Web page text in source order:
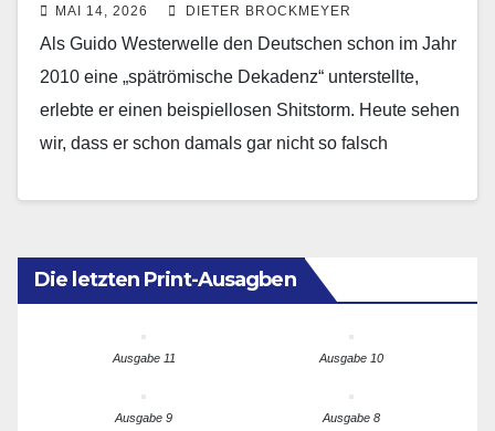
MAI 14, 2026 DIETER BROCKMEYER
Als Guido Westerwelle den Deutschen schon im Jahr
2010 eine „spätrömische Dekadenz“ unterstellte,
erlebte er einen beispiellosen Shitstorm. Heute sehen
wir, dass er schon damals gar nicht so falsch
Die letzten Print-Ausagben
Ausgabe 11 Ausgabe 10
Ausgabe 9 Ausgabe 8